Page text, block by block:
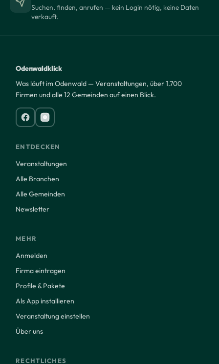
Suchen, finden, anrufen — kein Login nötig, keine Daten
verkauft.
Odenwaldklick
Was läuft im Odenwald — Veranstaltungen, über 1.700
Firmen und alle 12 Gemeinden auf einen Blick.
ENTDECKEN
Veranstaltungen
Alle Branchen
Alle Gemeinden
Newsletter
MEHR
Anmelden
Firma eintragen
Profile & Pakete
Als App installieren
Veranstaltung einstellen
Über uns
RECHTLICHES